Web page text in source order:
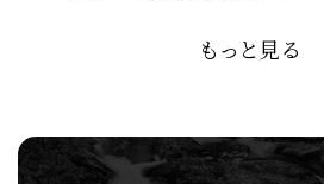
もっと見る